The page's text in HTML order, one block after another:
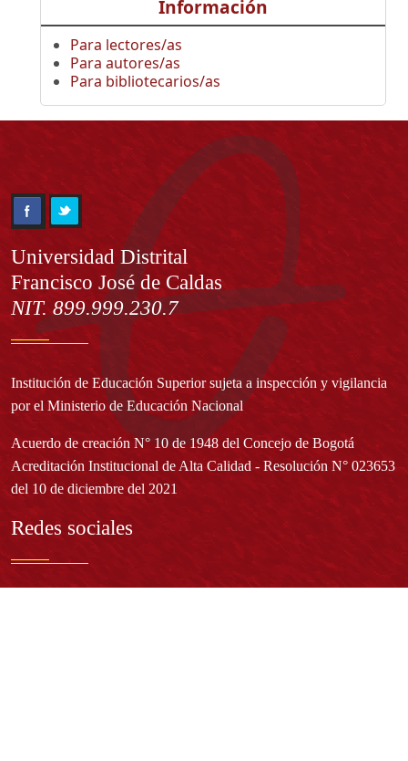
Información
Para lectores/as
Para autores/as
Para bibliotecarios/as
Información
Universidad Distrital
Francisco José de Caldas
NIT. 899.999.230.7
Institución de Educación Superior sujeta a inspección y vigilancia
por el Ministerio de Educación Nacional
Acuerdo de creación N° 10 de 1948 del Concejo de Bogotá
Acreditación Institucional de Alta Calidad - Resolución N° 023653
del 10 de diciembre del 2021
Redes sociales